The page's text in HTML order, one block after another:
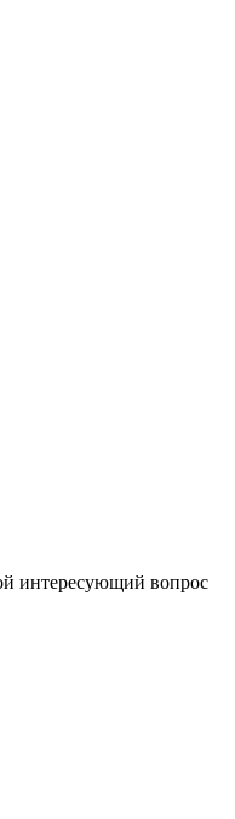
интересующий вопрос